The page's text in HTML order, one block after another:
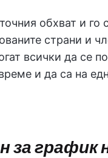
обхват и го
страни и
всички да се
и да са на
за график